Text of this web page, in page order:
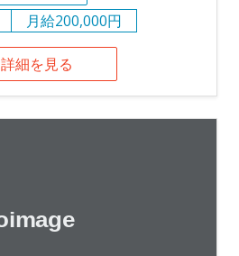
月給200,000円
詳細を見る